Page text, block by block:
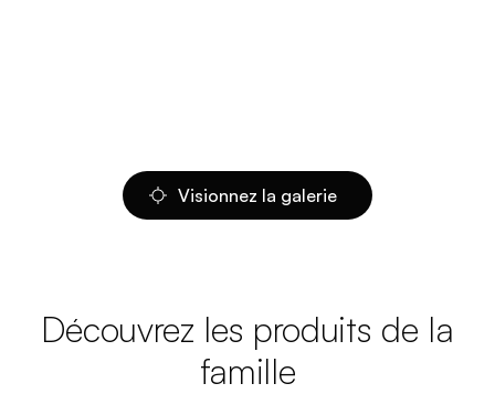
Visionnez la galerie
Découvrez les produits de la
famille